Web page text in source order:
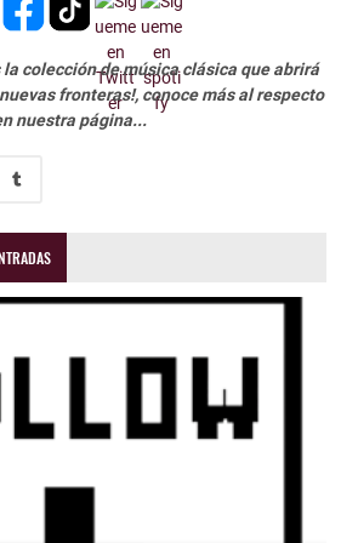
la colección de música clásica que abrirá
fronteras!, conoce más al respecto
nuestra página...